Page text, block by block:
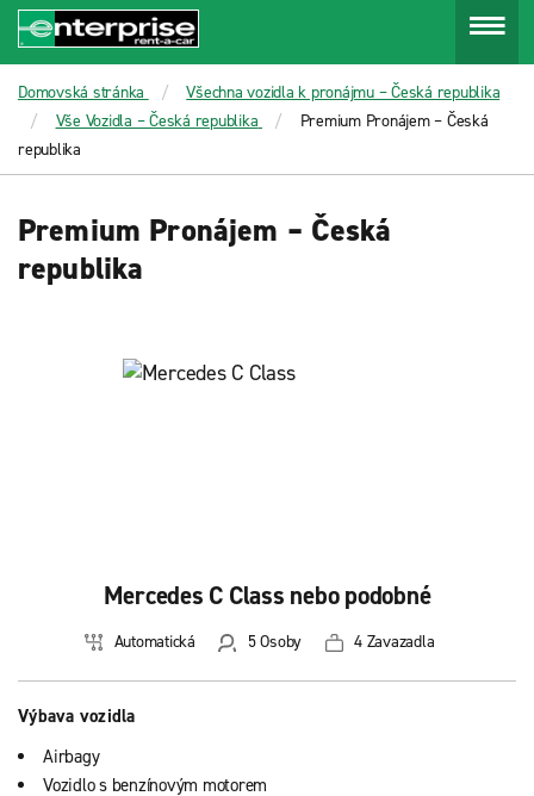
Domovská stránka
Všechna vozidla k pronájmu – Česká republika
Vše Vozidla – Česká republika
Premium Pronájem – Česká
republika
Premium Pronájem – Česká
republika
Mercedes C Class nebo podobné
Automatická 5 Osoby 4 Zavazadla
Výbava vozidla
Airbagy
Vozidlo s benzínovým motorem